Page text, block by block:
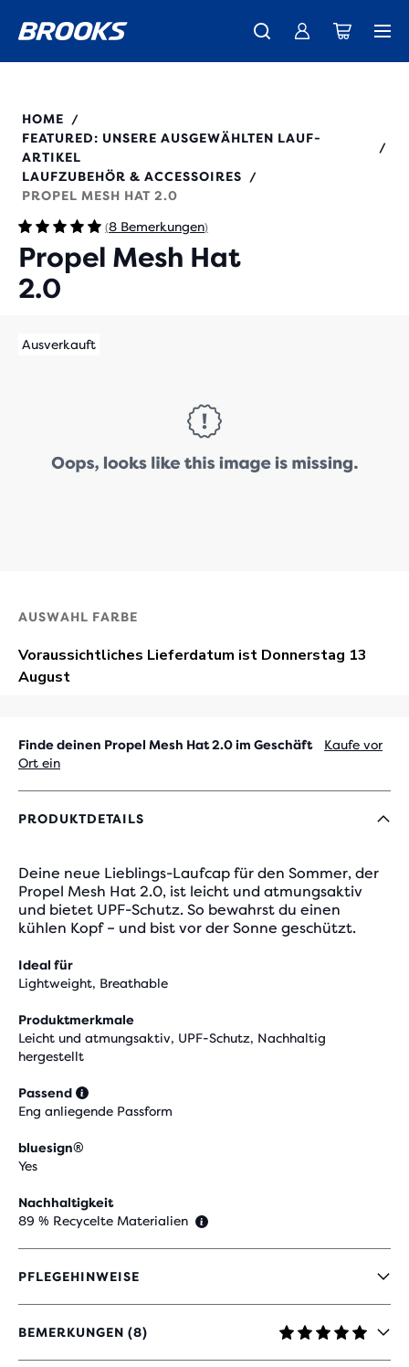
Der brandneue Ghost Amp ist da - Shop Damen Herren
Wir präsentieren die neue Cascadia Kollektion - Jetzt kaufen
Kostenloser Versand für alle Bestellungen über CHF 100
280529
HOME
/
FEATURED: UNSERE AUSGEWÄHLTEN LAUF-
ARTIKEL
/
LAUFZUBEHÖR & ACCESSOIRES
/
PROPEL MESH HAT 2.0
(8 Bemerkungen)
Propel Mesh Hat
2.0
Ausverkauft
AUSWAHL FARBE
Finde deinen Propel Mesh Hat 2.0 im Geschäft
Kaufe vor
Ort ein
PRODUKTDETAILS
Deine neue Lieblings-Laufcap für den Sommer, der
Propel Mesh Hat 2.0, ist leicht und atmungsaktiv
und bietet UPF-Schutz. So bewahrst du einen
kühlen Kopf – und bist vor der Sonne geschützt.
Ideal für
Lightweight, Breathable
Produktmerkmale
Leicht und atmungsaktiv, UPF-Schutz, Nachhaltig
hergestellt
Passend
Eng anliegende Passform
bluesign®
Yes
Nachhaltigkeit
89 % Recycelte Materialien
PFLEGEHINWEISE
BEMERKUNGEN (8)
4.9
VON